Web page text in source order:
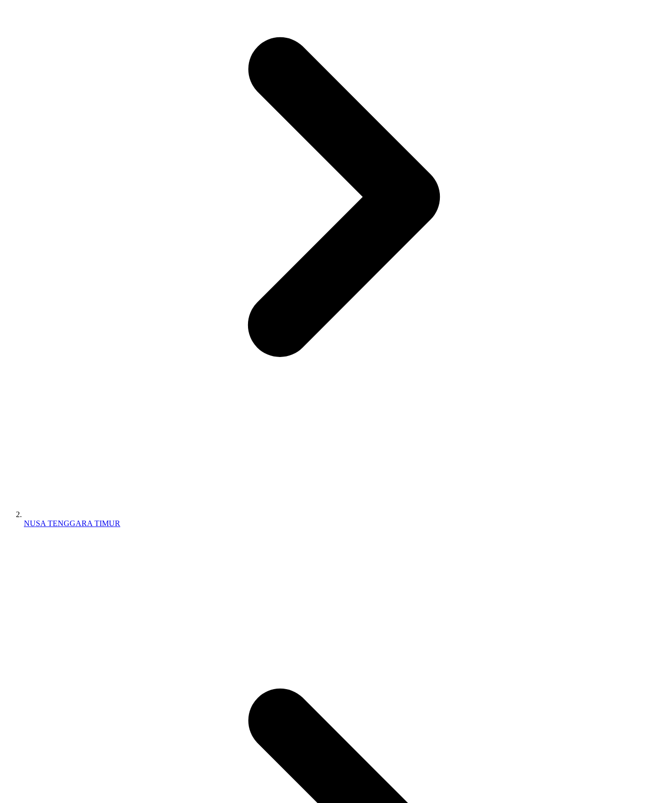
NUSA TENGGARA TIMUR